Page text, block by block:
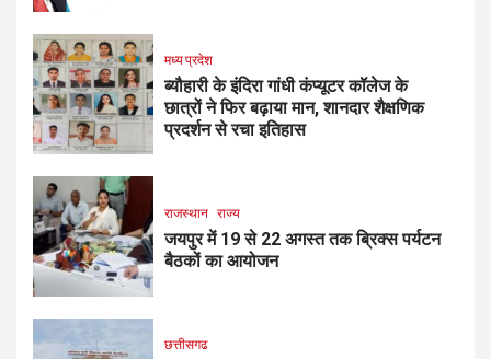
मध्य प्रदेश
ब्यौहारी के इंदिरा गांधी कंप्यूटर कॉलेज के
छात्रों ने फिर बढ़ाया मान, शानदार शैक्षणिक
प्रदर्शन से रचा इतिहास
राजस्थान राज्य
जयपुर में 19 से 22 अगस्त तक ब्रिक्स पर्यटन
बैठकों का आयोजन
छत्तीसगढ